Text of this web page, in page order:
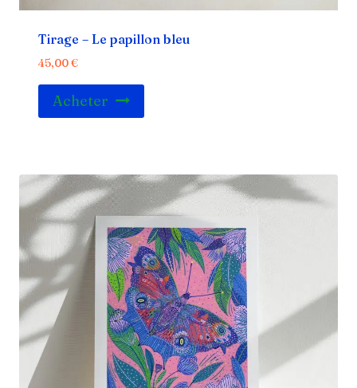
Tirage – Le papillon bleu
45,00€
Acheter